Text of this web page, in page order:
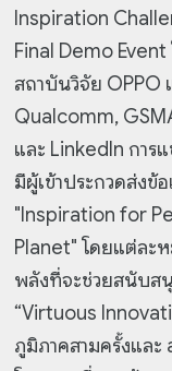
Inspiration
Final Demo Event
สถาบันวิจัย OPPO
Qualcomm,
และ LinkedIn กา
มีผู้เข้าประกวดส่งข้
"Inspiration for
Planet" โดยแต่ละ
พลังที่จะช่วยสนับสนุ
“Virtuous
ภูมิภาคสามครั้งแล